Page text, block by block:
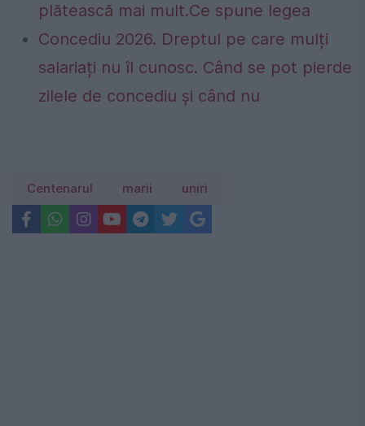
plătească mai mult.Ce spune legea
Concediu 2026. Dreptul pe care mulți
salariați nu îl cunosc. Când se pot pierde
zilele de concediu și când nu
Centenarul marii uniri